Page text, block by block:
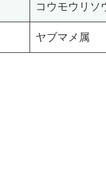
コウモウリソ
ヤブマメ属